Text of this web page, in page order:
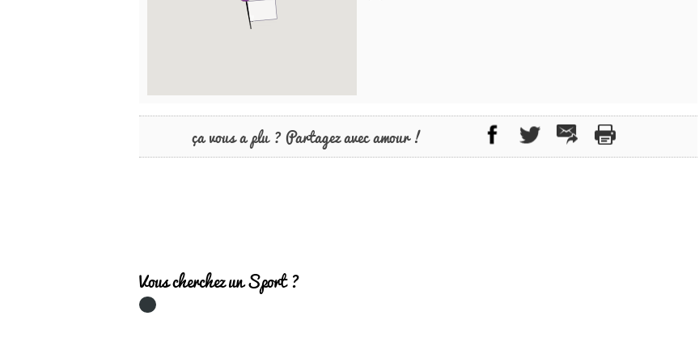
ça vous a plu ? Partagez avec amour !
Vous cherchez un Sport ?